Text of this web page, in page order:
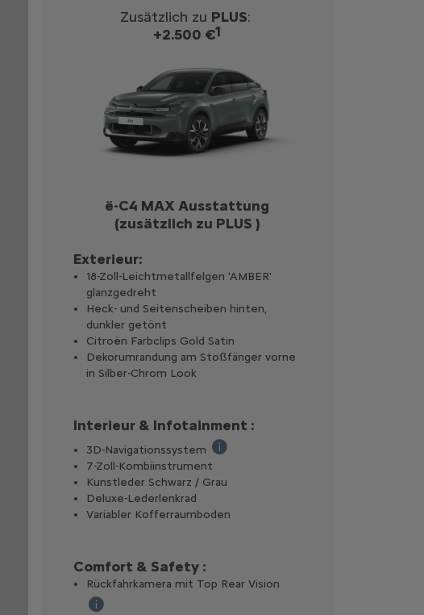
Notruf & Citroën Assistance, Ferndiagnose, E-Remote Control über
jederzeit starten und Ihr Fahrzeug vorheizen oder vorkühlen, bevor Sie
Komfortsitze mit hochdichtem Schaumstoff und zusätzlicher
Zusätzlich zu PLUS:
+2.500 €1
ë-C4 MAX Ausstattung
(zusätzlich zu PLUS )
Exterieur:
18-Zoll-Leichtmetallfelgen 'AMBER'
glanzgedreht
Heck- und Seitenscheiben hinten,
dunkler getönt
Citroën Farbclips Gold Satin
Dekorumrandung am Stoßfänger vorne
in Silber-Chrom Look
Interieur & Infotainment :
3D-Navigationssystem
Das Navigationserlebnis wird dank
7-Zoll-Kombiinstrument
Kunstleder Schwarz / Grau
Deluxe-Lederlenkrad
Variabler Kofferraumboden
Comfort & Safety :
Rückfahrkamera mit Top Rear Vision